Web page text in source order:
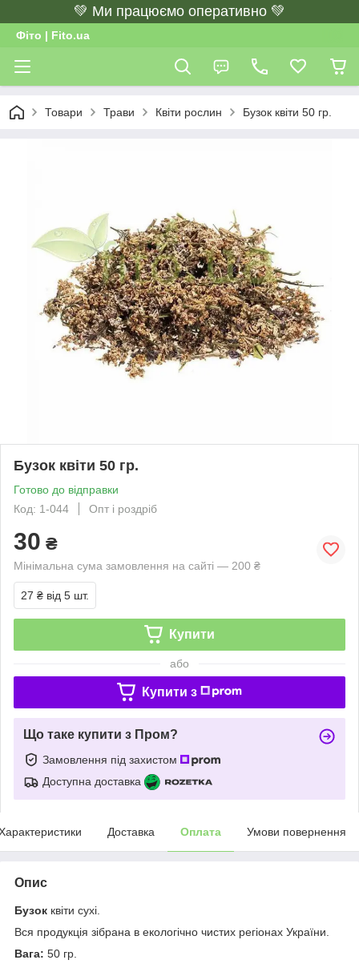
💚 Ми працюємо оперативно 💚
Фіто | Fito.ua
Товари Трави Квіти рослин Бузок квіти 50 гр.
Бузок квіти 50 гр.
Готово до відправки
Код: 1-044
Опт і роздріб
30 ₴
Мінімальна сума замовлення на сайті — 200 ₴
27 ₴ від 5 шт.
Купити
або
Купити з
Що таке купити з Пром?
Замовлення під захистом
Доступна доставка
Доставка Оплата Умови повернення
Опис
Бузок квіти сухі.
Вся продукція зібрана в екологічно чистих регіонах України.
Вага: 50 гр.